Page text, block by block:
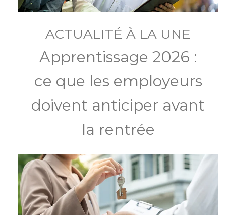
ACTUALITÉ À LA UNE
Apprentissage 2026 :
ce que les employeurs
doivent anticiper avant
la rentrée